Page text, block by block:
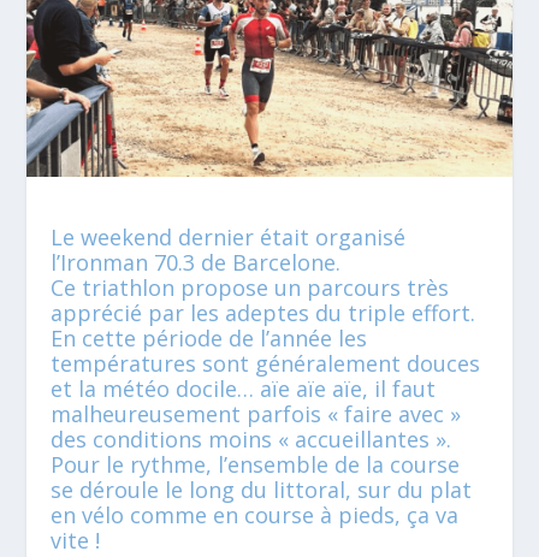
Le weekend dernier était organisé
l’Ironman 70.3 de Barcelone.
Ce triathlon propose un parcours très
apprécié par les adeptes du triple effort.
En cette période de l’année les
températures sont généralement douces
et la météo docile… aïe aïe aïe, il faut
malheureusement parfois « faire avec »
des conditions moins « accueillantes ».
Pour le rythme, l’ensemble de la course
se déroule le long du littoral, sur du plat
en vélo comme en course à pieds, ça va
vite !